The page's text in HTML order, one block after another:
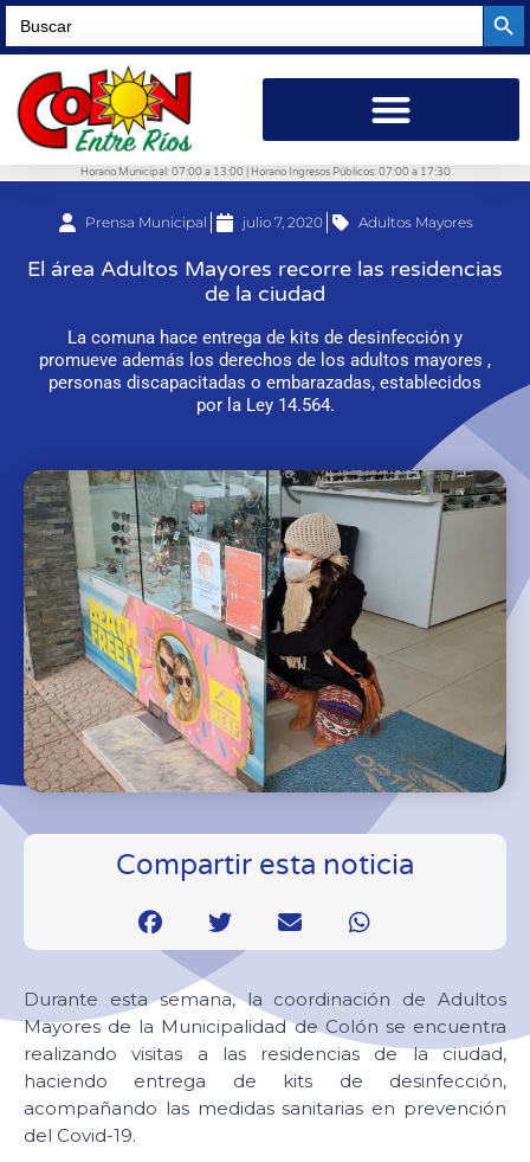
Search
for:
Horario Municipal: 07:00 a 13:00 | Horario Ingresos Públicos: 07:00 a 17:30
Prensa Municipal julio 7, 2020 Adultos Mayores
El área Adultos Mayores recorre las residencias
de la ciudad
La comuna hace entrega de kits de desinfección y
promueve además los derechos de los adultos mayores ,
personas discapacitadas o embarazadas, establecidos
por la Ley 14.564.
Compartir esta noticia
Durante esta semana, la coordinación de Adultos
Mayores de la Municipalidad de Colón se encuentra
realizando visitas a las residencias de la ciudad,
haciendo entrega de kits de desinfección,
acompañando las medidas sanitarias en prevención
del Covid-19.